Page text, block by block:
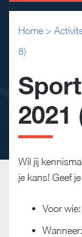
Home >
8)
2021
Wil jij
je kans! Geef
Voor